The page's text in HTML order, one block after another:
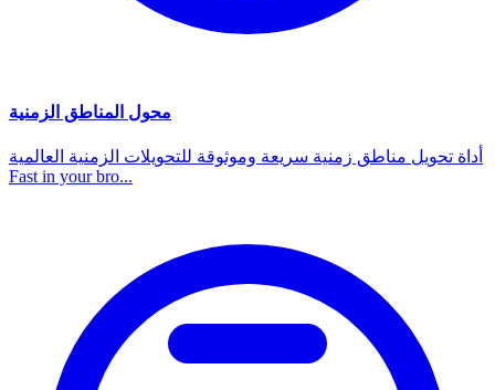
محول المناطق الزمنية
أداة تحويل مناطق زمنية سريعة وموثوقة للتحويلات الزمنية العالمية
Fast in your bro...